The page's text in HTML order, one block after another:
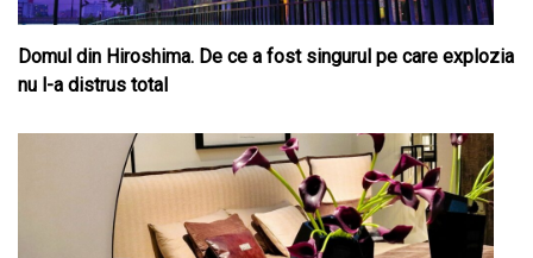
Domul din Hiroshima. De ce a fost singurul pe care explozia
nu l-a distrus total